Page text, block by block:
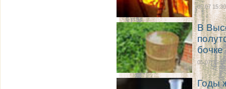
05.07 15:30
В
бочке
05.07 15:11
Годы